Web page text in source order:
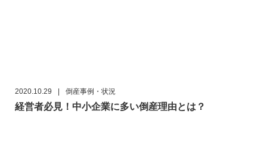
2020.10.29 倒産事例・状況
経営者必見！中小企業に多い倒産理由とは？